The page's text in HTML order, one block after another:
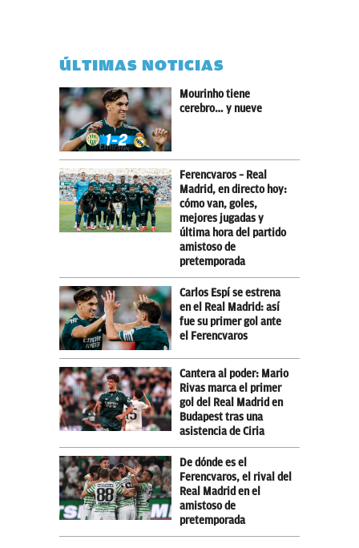
ÚLTIMAS NOTICIAS
Mourinho tiene
cerebro… y nueve
Ferencvaros – Real
Madrid, en directo hoy:
cómo van, goles,
mejores jugadas y
última hora del partido
amistoso de
pretemporada
Carlos Espí se estrena
en el Real Madrid: así
fue su primer gol ante
el Ferencvaros
Cantera al poder: Mario
Rivas marca el primer
gol del Real Madrid en
Budapest tras una
asistencia de Ciria
De dónde es el
Ferencvaros, el rival del
Real Madrid en el
amistoso de
pretemporada